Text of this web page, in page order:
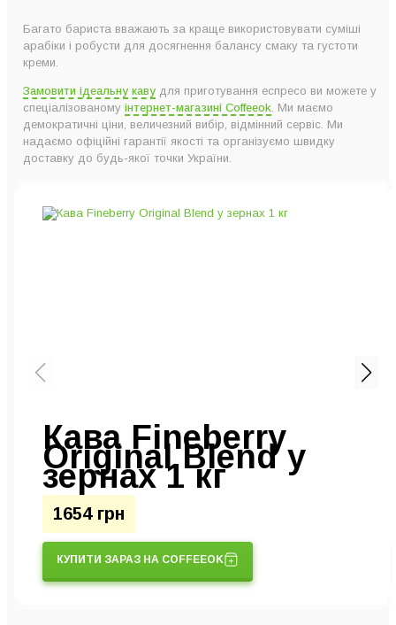
Багато бариста вважають за краще використовувати суміші
арабіки і робусти для досягнення балансу смаку та густоти
креми.
Замовити ідеальну каву для приготування еспресо ви можете у
спеціалізованому інтернет-магазині Coffeeok . Ми маємо
демократичні ціни, величезний вибір, відмінний сервіс. Ми
надаємо офіційні гарантії якості та організуємо швидку
доставку до будь-якої точки України.
Кава Fineberry
Original Blend у
зернах 1 кг
1654 грн
КУПИТИ ЗАРАЗ НА COFFEEOK